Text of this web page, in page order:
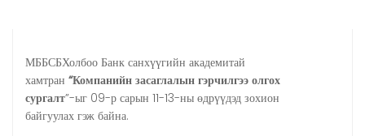
МББСБХолбоо Банк санхүүгийн академитай
хамтран “Компанийн засаглалын гэрчилгээ олгох
сургалт”-ыг 09-р сарын 11-13-ны өдрүүдэд зохион
байгуулах гэж байна.